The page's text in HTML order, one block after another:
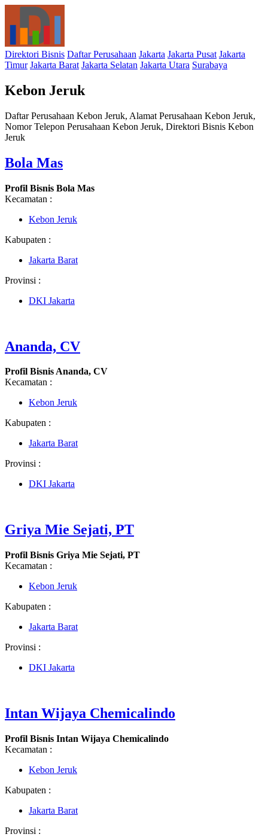
Direktori Bisnis Daftar Perusahaan Jakarta Jakarta Pusat Jakarta
Timur Jakarta Barat Jakarta Selatan Jakarta Utara Surabaya
Kebon Jeruk
Daftar Perusahaan Kebon Jeruk, Alamat Perusahaan Kebon Jeruk,
Nomor Telepon Perusahaan Kebon Jeruk, Direktori Bisnis Kebon
Jeruk
Bola Mas
Profil Bisnis Bola Mas
Kecamatan :
Kebon Jeruk
Kabupaten :
Jakarta Barat
Provinsi :
DKI Jakarta
Ananda, CV
Profil Bisnis Ananda, CV
Kecamatan :
Kebon Jeruk
Kabupaten :
Jakarta Barat
Provinsi :
DKI Jakarta
Griya Mie Sejati, PT
Profil Bisnis Griya Mie Sejati, PT
Kecamatan :
Kebon Jeruk
Kabupaten :
Jakarta Barat
Provinsi :
DKI Jakarta
Intan Wijaya Chemicalindo
Profil Bisnis Intan Wijaya Chemicalindo
Kecamatan :
Kebon Jeruk
Kabupaten :
Jakarta Barat
Provinsi :